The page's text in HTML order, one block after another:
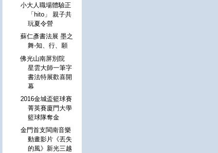
小大人職場體驗正
「hito」 親子共
玩夏令營
蘇仁彥書法展 墨之
舞-知、行、願
佛光山南屏別院
星雲大師一筆字
書法特展歡喜開
幕
2016金城盃籃球賽
菁英賽廈門大學
籃球隊奪金
金門首支閩南音樂
動畫影片《丟失
的風》新光三越